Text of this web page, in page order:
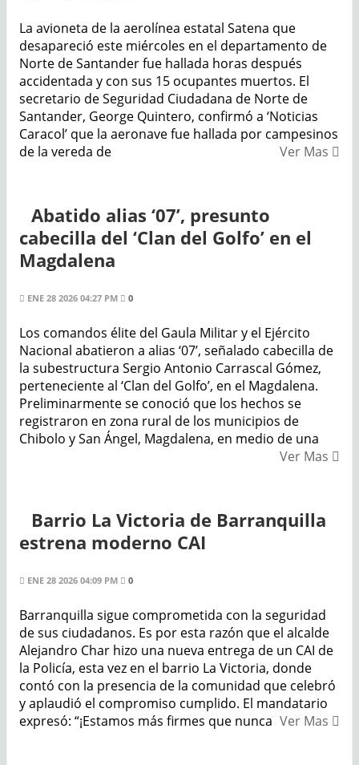
La avioneta de la aerolínea estatal Satena que
desapareció este miércoles en el departamento de
Norte de Santander fue hallada horas después
accidentada y con sus 15 ocupantes muertos. El
secretario de Seguridad Ciudadana de Norte de
Santander, George Quintero, confirmó a ‘Noticias
Caracol’ que la aeronave fue hallada por campesinos
de la vereda de
Ver Mas
Abatido alias ‘07’, presunto
cabecilla del ‘Clan del Golfo’ en el
Magdalena
ENE 28 2026 04:27 PM 0
Los comandos élite del Gaula Militar y el Ejército
Nacional abatieron a alias ‘07’, señalado cabecilla de
la subestructura Sergio Antonio Carrascal Gómez,
perteneciente al ‘Clan del Golfo’, en el Magdalena.
Preliminarmente se conoció que los hechos se
registraron en zona rural de los municipios de
Chibolo y San Ángel, Magdalena, en medio de una
Ver Mas
Barrio La Victoria de Barranquilla
estrena moderno CAI
ENE 28 2026 04:09 PM 0
Barranquilla sigue comprometida con la seguridad
de sus ciudadanos. Es por esta razón que el alcalde
Alejandro Char hizo una nueva entrega de un CAI de
la Policía, esta vez en el barrio La Victoria, donde
contó con la presencia de la comunidad que celebró
y aplaudió el compromiso cumplido. El mandatario
expresó: “¡Estamos más firmes que nunca Ver Mas